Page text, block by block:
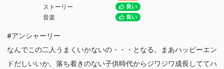
ストーリー 良い
音楽 良い
#アンシャーリー
なんでこの二人うまくいかないの・・・となる。まあハッピーエン
ドだしいいか。落ち着きのない子供時代からジワジワ成長しててハ